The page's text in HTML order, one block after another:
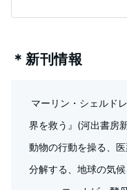
＊新刊情報
マーリン・シェルド
界を救う』(河出書房
動物の行動を操る、
分解する、地球の気